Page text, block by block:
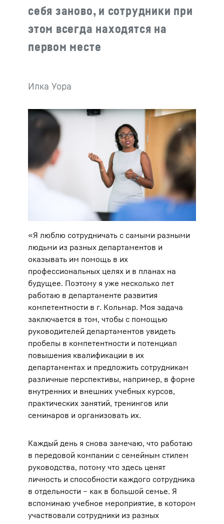
себя заново, и сотрудники при
этом всегда находятся на
первом месте
Илка Уора
«Я люблю сотрудничать с самыми разными
людьми из разных департаментов и
оказывать им помощь в их
профессиональных целях и в планах на
будущее. Поэтому я уже несколько лет
работаю в департаменте развития
компетентности в г. Кольмар. Моя задача
заключается в том, чтобы с помощью
руководителей департаментов увидеть
пробелы в компетентности и потенциал
повышения квалификации в их
департаментах и предложить сотрудникам
различные перспективы, например, в форме
внутренних и внешних учебных курсов,
практических занятий, тренингов или
семинаров и организовать их.
Каждый день я снова замечаю, что работаю
в передовой компании с семейным стилем
руководства, потому что здесь ценят
личность и способности каждого сотрудника
в отдельности – как в большой семье. Я
вспоминаю учебное мероприятие, в котором
участвовали сотрудники из разных